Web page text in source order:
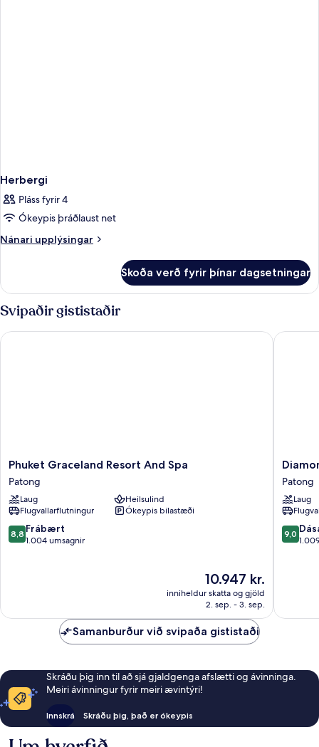
Herbergi
Pláss fyrir 4
Ókeypis þráðlaust net
Nánari upplýsingar
Nánari
Skoða verð fyrir þínar dagsetningar
Svipaðir gististaðir
Phuket
Graceland
Resort
And
Spa
Patong
Phuket Graceland Resort And Spa
Patong
Laug
Heilsulind
Flugvallarflutningur
Ókeypis bílastæði
8.8
af
8,8 Frábært
1.004 umsagnir
Verðið
er
10.947 kr.
10.947 kr.
inniheldur skatta og gjöld
2. sep. - 3. sep.
Phuket Graceland Resort And Spa
Cliff
Resort
&
Spa,
Patong
Beach
Patong
Laug
9.0
af
9,0
Samanburður við svipaða gististaði
Skráðu þig inn til að sjá gjaldgenga afslætti og ávinninga.
Meiri ávinningur fyrir meiri ævintýri!
Innskrá Skráðu þig, það er ókeypis